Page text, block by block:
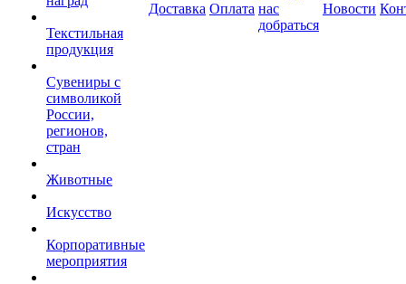
Текстильная
продукция
Сувениры с
символикой
России,
регионов,
стран
Животные
Искусство
Корпоративные
мероприятия
Доставка Оплата нас
добраться
Новости